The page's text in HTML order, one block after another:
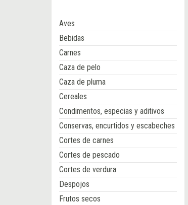
Aves
Bebidas
Carnes
Caza de pelo
Caza de pluma
Cereales
Condimentos, especias y aditivos
Conservas, encurtidos y escabeches
Cortes de carnes
Cortes de pescado
Cortes de verdura
Despojos
Frutos secos